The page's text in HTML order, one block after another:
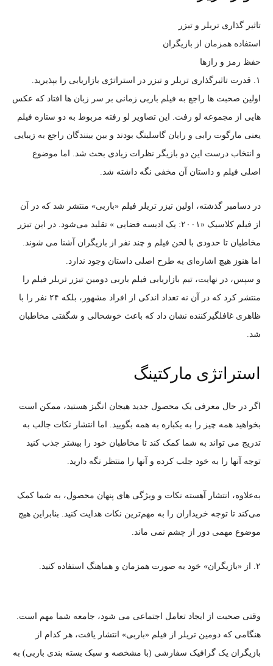
تاثیر گذاری تریلر و تیزر
استفاده همزمان از بازیگران
حفظ رمز و رازها
۱. قدرت تاثیرگذاری تریلر و تیزر در استراتژی بازاریابی را بپذیرید.
اولین صحبت ها راجع به فیلم باربی زمانی بر سر زبان ها افتاد که عکس
هایی از مجموعه لو رفت. این تصاویر لو رفته مربوط به دو ستاره فیلم
یعنی مارگوت رابی و رایان گاسلینگ بودند و بین بینندگان راجع به زیبایی
و انتخاب درست این دو بازیگر نظرات زیادی بحث شد. اما موضوع
اصلی فیلم و داستان آن مخفی نگه داشته شد.
در دسامبر گذشته، اولین تیزر تریلر فیلم «باربی» منتشر شد که در آن
از فیلم کلاسیک «۲۰۰۱: یک ادیسه فضایی » تقلید می‌شود. در این تیزر
مخاطبان تا حدودی با لحن فیلم و چند نفر از بازیگران آشنا می شوند.
اما هنوز هیچ اشاره‌ای به طرح اصلی داستان وجود ندارد.
و سپس، در نهایت، تیم بازاریابی فیلم باربی دومین تیزر تریلر فیلم را
منتشر کرد که در آن نه تعداد اندکی از افراد مشهور، بلکه ۲۴ نفر را با
ظاهری غافلگیرکننده نشان داد که باعث خوشحالی و شگفتی مخاطبان
شد.
استراتژی مارکتینگ
اگر در حال معرفی یک محصول جدید هیجان انگیز هستید، ممکن است
بخواهید همه چیز را به یکباره به همه بگویید. اما انتشار نکات جالب به
تدریج می تواند به شما کمک کند تا مخاطبان خود را بیشتر جذب کنید
توجه آنها را به خود جلب کرده و آنها را منتظر نگه دارید.
به‌علاوه، انتشار آهسته نکات و ویژگی های پنهان محصول، به شما کمک
می‌کند تا توجه خریداران را به مهم‌ترین نکات هدایت کنید. بنابراین هیچ
موضوع مهمی دور از چشم نمی ماند.
۲. از «بازیگران» خود به صورت همزمان و هماهنگ استفاده کنید.
وقتی صحبت از ایجاد تعامل اجتماعی می شود، جامعه شما مهم است.
هنگامی که دومین تریلر از فیلم «باربی» انتشار یافت، هر کدام از
بازیگران یک گرافیک سفارشی (با مشخصه و سبک بسته بندی باربی) به